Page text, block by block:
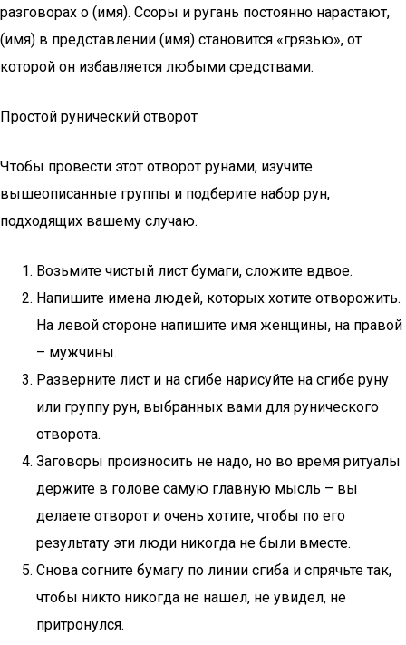
разговорах о (имя). Ссоры и ругань постоянно нарастают,
(имя) в представлении (имя) становится «грязью», от
которой он избавляется любыми средствами.
Простой рунический отворот
Чтобы провести этот отворот рунами, изучите
вышеописанные группы и подберите набор рун,
подходящих вашему случаю.
Возьмите чистый лист бумаги, сложите вдвое.
Напишите имена людей, которых хотите отворожить.
На левой стороне напишите имя женщины, на правой
– мужчины.
Разверните лист и на сгибе нарисуйте на сгибе руну
или группу рун, выбранных вами для рунического
отворота.
Заговоры произносить не надо, но во время ритуалы
держите в голове самую главную мысль – вы
делаете отворот и очень хотите, чтобы по его
результату эти люди никогда не были вместе.
Снова согните бумагу по линии сгиба и спрячьте так,
чтобы никто никогда не нашел, не увидел, не
притронулся.